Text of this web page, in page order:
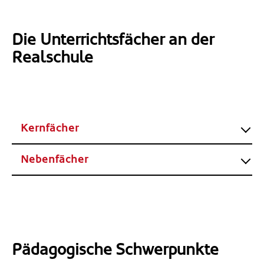
Die Unterrichtsfächer an der
Realschule
Kernfächer
Nebenfächer
Pädagogische Schwerpunkte